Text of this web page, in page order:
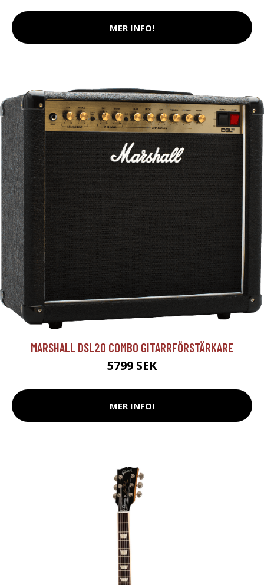
MER INFO!
MARSHALL DSL20 COMBO GITARRFÖRSTÄRKARE
5799 SEK
MER INFO!